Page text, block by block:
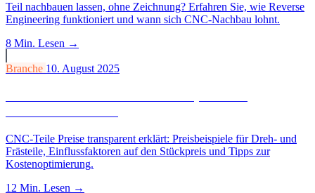
Teil nachbauen lassen, ohne Zeichnung? Erfahren Sie, wie Reverse
Engineering funktioniert und wann sich CNC-Nachbau lohnt.
8 Min. Lesen →
Branche 10. August 2025
CNC-Teile Preise transparent erklärt: Preisbeispiele für Dreh- und
Frästeile, Einflussfaktoren auf den Stückpreis und Tipps zur
Kostenoptimierung.
12 Min. Lesen →